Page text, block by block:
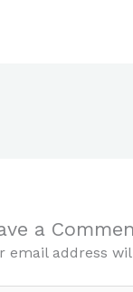
a
email address